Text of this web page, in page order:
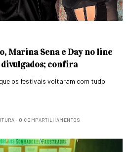
Marina Sena e Day no line
confira
os festivais voltaram com tudo
0 COMPARTILHAMENTOS